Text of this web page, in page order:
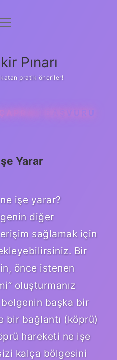
Uyarı
Pınarı
katan pratik öneriler!
BAŞVURU
Yarar
işe yarar?
diğer
sağlamak için
Bir
önce istenen
oluşturmanız
başka bir
bir bağlantı (köprü)
hareketi ne işe
kalça bölgesini